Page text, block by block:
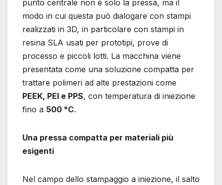
punto centrale non è solo la pressa, ma il
modo in cui questa può dialogare con stampi
realizzati in 3D, in particolare con stampi in
resina SLA usati per prototipi, prove di
processo e piccoli lotti. La macchina viene
presentata come una soluzione compatta per
trattare polimeri ad alte prestazioni come
PEEK, PEI e PPS, con temperatura di iniezione
fino a 500 °C.
Una pressa compatta per materiali più
esigenti
Nel campo dello stampaggio a iniezione, il salto